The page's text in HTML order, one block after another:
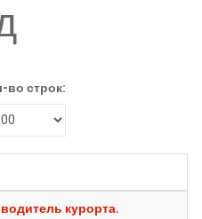
во строк:
курорта.